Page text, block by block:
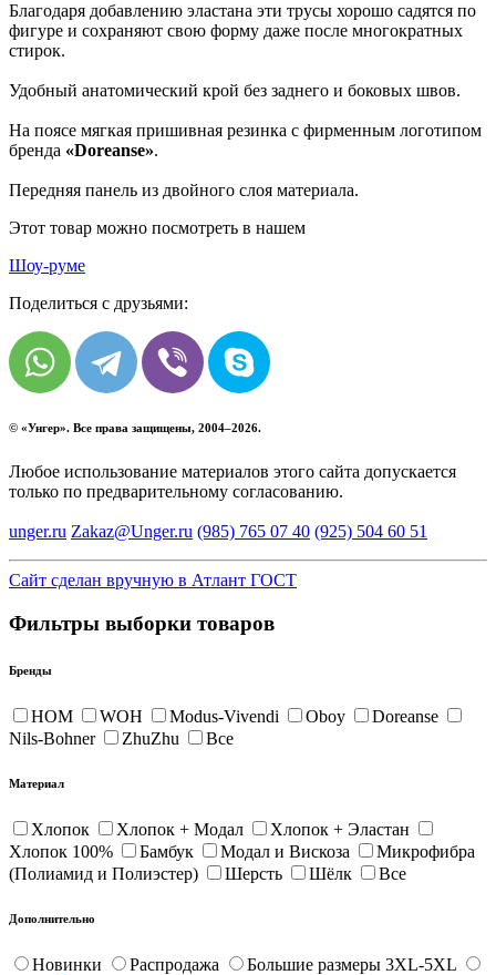
Благодаря добавлению эластана эти трусы хорошо садятся по
фигуре и сохраняют свою форму даже после многократных
стирок.
Удобный анатомический крой без заднего и боковых швов.
На поясе мягкая пришивная резинка с фирменным логотипом
бренда «Doreanse».
Передняя панель из двойного слоя материала.
Этот товар можно посмотреть в нашем
Шоу-руме
Поделиться с друзьями:
© «Унгер». Все права защищены, 2004–2026.
Любое использование материалов этого сайта допускается
только по предварительному согласованию.
unger.ru Zakaz@Unger.ru (985) 765 07 40 (925) 504 60 51
Сайт сделан вручную в Атлант ГОСТ
Фильтры выборки товаров
Бренды
HOM WOH Modus-Vivendi Oboy
Doreanse
Nils-Bohner
ZhuZhu Все
Материал
Хлопок Хлопок + Модал
Хлопок + Эластан
Хлопок 100%
Бамбук Модал и Вискоза
Микрофибра
(Полиамид и Полиэстер)
Шерсть Шёлк Все
Дополнительно
Новинки Распродажа
Большие размеры 3XL-5XL